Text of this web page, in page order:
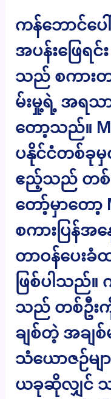
ကန်ဘောင်ပ
အပန်းဖြေရ
သည် စကားတပ
မ်းမှု့ရဲ့ အရသာ
တော့သည်။
ပနိုင်ငံတစ်ခုမှ
ဧည့်သည် တစ်ယ
တော့်မှာတော့
စကားပြန်အန
တာဝန်ပေး
ဖြစ်ပါသည်။
သည် တစ်ဦးကိုတ
ချစ်တဲ့ အချစ်
သံယောဇဉ်မျာ
ယခုဆိုလျှင် သ